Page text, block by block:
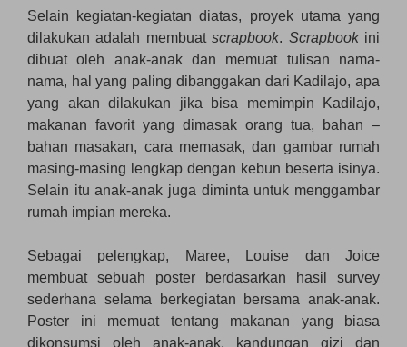
Selain kegiatan-kegiatan diatas, proyek utama yang
dilakukan adalah membuatscrapbook. Scrapbookini
dibuat oleh anak-anak dan memuat tulisan nama-
nama, hal yang paling dibanggakan dari Kadilajo, apa
yang akan dilakukan jika bisa memimpin Kadilajo,
makanan favorit yang dimasak orang tua, bahan –
bahan masakan, cara memasak, dan gambar rumah
masing-masing lengkap dengan kebun beserta isinya.
Selain itu anak-anak juga diminta untuk menggambar
rumah impian mereka.
Sebagai pelengkap, Maree, Louise dan Joice
membuat sebuah poster berdasarkan hasil survey
sederhana selama berkegiatan bersama anak-anak.
Poster ini memuat tentang makanan yang biasa
dikonsumsi oleh anak-anak, kandungan gizi dan